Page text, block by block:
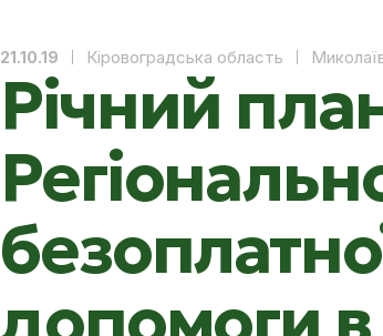
21.10.19 Кіровоградська область
Річний